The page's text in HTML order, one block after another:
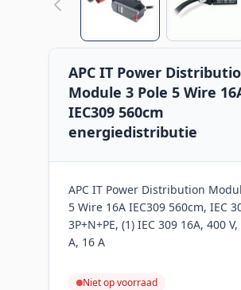
APC IT Power
Module 3 Pole 5 Wire
IEC309 560cm
energiedistributie
APC IT Power Distribution
5 Wire 16A IEC309 560cm, IEC
3P+N+PE, (1) IEC 309 16A, 400
A, 16 A
Niet op voorraad